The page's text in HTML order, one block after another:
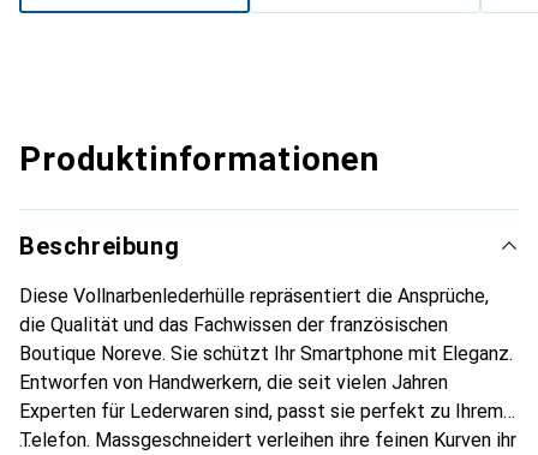
Produktinformationen
Beschreibung
Diese Vollnarbenlederhülle repräsentiert die Ansprüche,
die Qualität und das Fachwissen der französischen
Boutique Noreve. Sie schützt Ihr Smartphone mit Eleganz.
Entworfen von Handwerkern, die seit vielen Jahren
Experten für Lederwaren sind, passt sie perfekt zu Ihrem
Telefon. Massgeschneidert verleihen ihre feinen Kurven ihr